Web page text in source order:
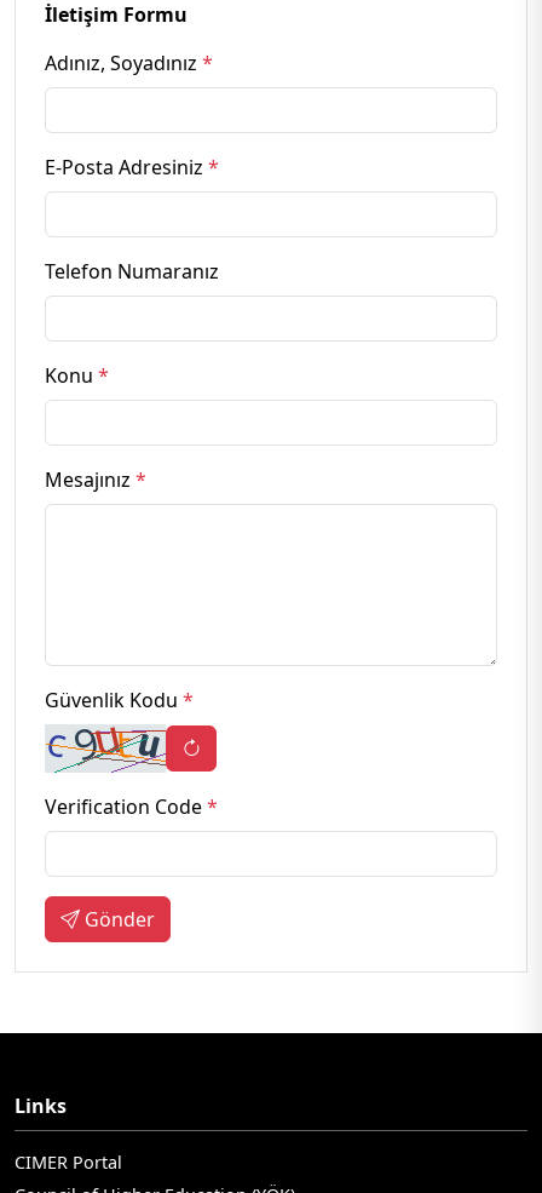
İletişim Formu
Adınız, Soyadınız *
E-Posta Adresiniz *
Telefon Numaranız
Konu *
Mesajınız *
Güvenlik Kodu *
Verification Code*
Gönder
Links
CIMER Portal